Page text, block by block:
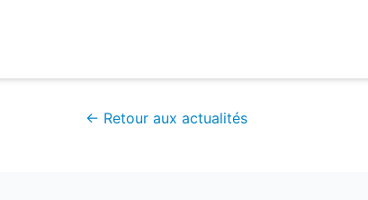
← Retour aux actualités